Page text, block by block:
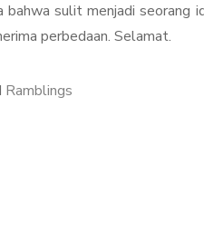
bahwa sulit menjadi
perbedaan. Selamat.
Ramblings